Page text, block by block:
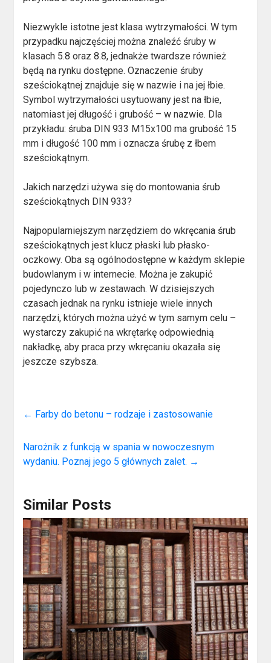
Niezwykle istotne jest klasa wytrzymałości. W tym
przypadku najczęściej można znaleźć śruby w
klasach 5.8 oraz 8.8, jednakże twardsze również
będą na rynku dostępne. Oznaczenie śruby
sześciokątnej znajduje się w nazwie i na jej łbie.
Symbol wytrzymałości usytuowany jest na łbie,
natomiast jej długość i grubość – w nazwie. Dla
przykładu: śruba DIN 933 M15x100 ma grubość 15
mm i długość 100 mm i oznacza śrubę z łbem
sześciokątnym.
Jakich narzędzi używa się do montowania śrub
sześciokątnych DIN 933?
Najpopularniejszym narzędziem do wkręcania śrub
sześciokątnych jest klucz płaski lub płasko-
oczkowy. Oba są ogólnodostępne w każdym sklepie
budowlanym i w internecie. Można je zakupić
pojedynczo lub w zestawach. W dzisiejszych
czasach jednak na rynku istnieje wiele innych
narzędzi, których można użyć w tym samym celu –
wystarczy zakupić na wkrętarkę odpowiednią
nakładkę, aby praca przy wkręcaniu okazała się
jeszcze szybsza.
← Farby do betonu – rodzaje i zastosowanie
Narożnik z funkcją w spania w nowoczesnym
wydaniu. Poznaj jego 5 głównych zalet. →
Similar Posts